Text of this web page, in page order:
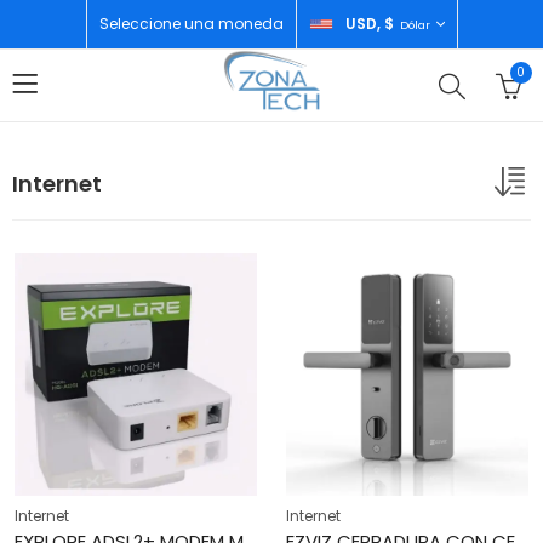
Seleccione una moneda USD, $ Dólar
0
Internet
Internet Internet